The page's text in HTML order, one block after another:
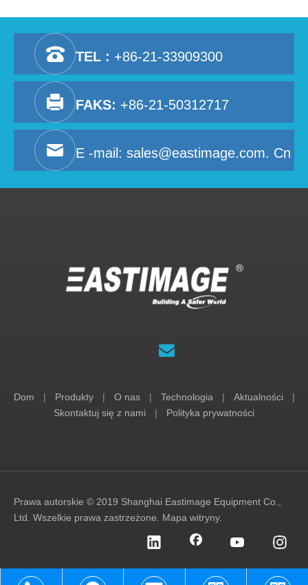
TEL : +86-21-33909300
FAKS: +86-21-50312717
E -mail: sales@eastimage.com. Cn
Dom | Produkty | O nas | Technologia | Aktualności
|
Skontaktuj się z nami
| Polityka prywatności
Prawa autorskie © 2019 Shanghai Eastimage Equipment Co.,
Ltd. Wszelkie prawa zastrzeżone. Mapa witryny.